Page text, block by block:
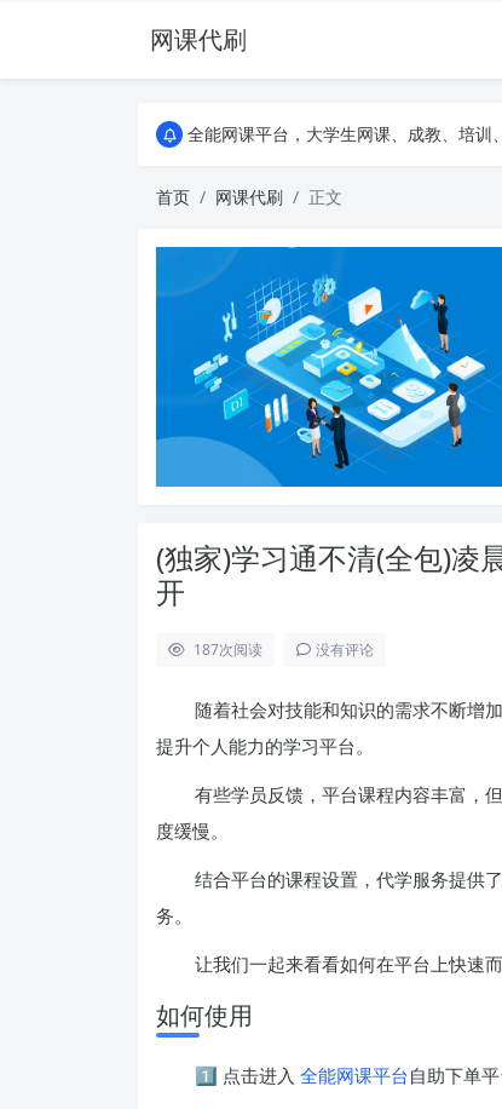
网课代刷
AI论文写作平台，根据真实文献内容生成
全能网课平台，大学生网课、成教、培
全能网课平台，大学生网课、成教、培
首页 网课代刷 正文
(独家)学习通不清(全包)凌
开
187次阅读 没有评论
随着社会对技能和知识的需求不断增加
提升个人能力的学习平台。
有些学员反馈，平台课程内容丰富，
度缓慢。
结合平台的课程设置，代学服务提供
务。
让我们一起来看看如何在平台上快速
如何使用
1️⃣ 点击进入 全能网课平台自助下单